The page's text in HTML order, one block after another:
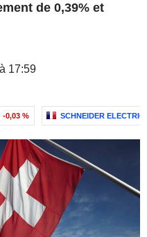
de 0,39% et
17:59
-0,03 % SCHNEIDER ELECTRIC